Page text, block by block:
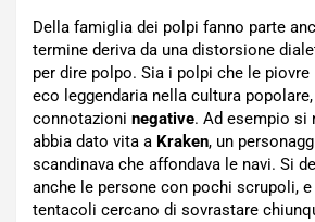
Della famiglia dei polpi fanno parte
termine deriva da una distorsione
per dire polpo. Sia i polpi che le piovre
eco leggendaria nella cultura
connotazioni negative. Ad esempio si
abbia dato vita a Kraken, un
scandinava che affondava le navi. Si
anche le persone con pochi scrupoli,
tentacoli cercano di sovrastare